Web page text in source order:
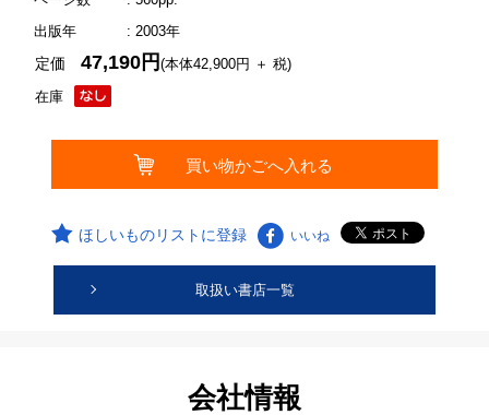
出版年
: 2003年
在庫
定価47,190円(本体42,900円 ＋ 税)
ほしいものリストに登録 いいね
取扱い書店一覧
会社情報